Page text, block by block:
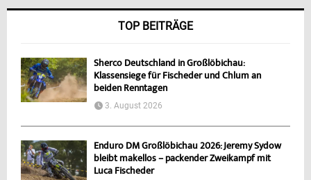
TOP BEITRÄGE
Sherco Deutschland in Großlöbichau:
Klassensiege für Fischeder und Chlum an
beiden Renntagen
3. August 2026
Enduro DM Großlöbichau 2026: Jeremy Sydow
bleibt makellos – packender Zweikampf mit
Luca Fischeder